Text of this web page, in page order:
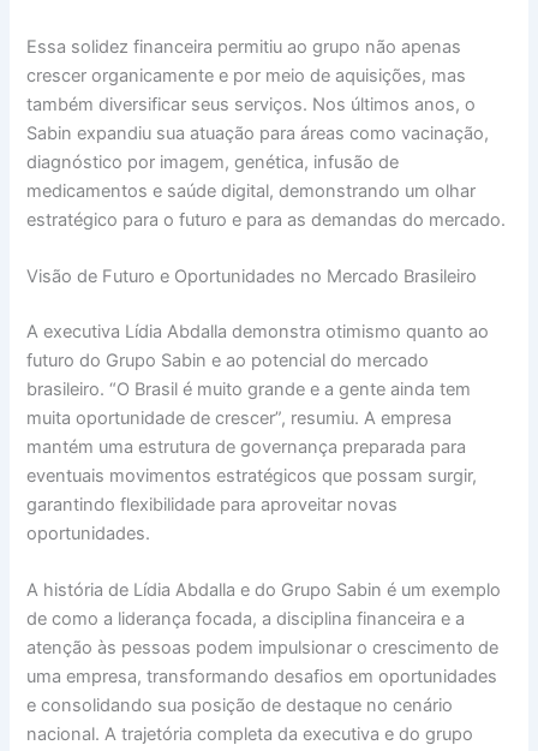
Essa solidez financeira permitiu ao grupo não apenas
crescer organicamente e por meio de aquisições, mas
também diversificar seus serviços. Nos últimos anos, o
Sabin expandiu sua atuação para áreas como vacinação,
diagnóstico por imagem, genética, infusão de
medicamentos e saúde digital, demonstrando um olhar
estratégico para o futuro e para as demandas do mercado.
Visão de Futuro e Oportunidades no Mercado Brasileiro
A executiva Lídia Abdalla demonstra otimismo quanto ao
futuro do Grupo Sabin e ao potencial do mercado
brasileiro. “O Brasil é muito grande e a gente ainda tem
muita oportunidade de crescer”, resumiu. A empresa
mantém uma estrutura de governança preparada para
eventuais movimentos estratégicos que possam surgir,
garantindo flexibilidade para aproveitar novas
oportunidades.
A história de Lídia Abdalla e do Grupo Sabin é um exemplo
de como a liderança focada, a disciplina financeira e a
atenção às pessoas podem impulsionar o crescimento de
uma empresa, transformando desafios em oportunidades
e consolidando sua posição de destaque no cenário
nacional. A trajetória completa da executiva e do grupo